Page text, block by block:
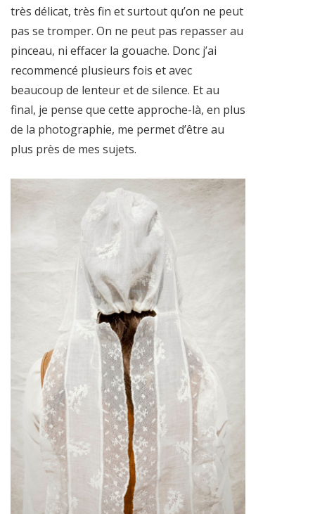
très délicat, très fin et surtout qu’on ne peut
pas se tromper. On ne peut pas repasser au
pinceau, ni effacer la gouache. Donc j’ai
recommencé plusieurs fois et avec
beaucoup de lenteur et de silence. Et au
final, je pense que cette approche-là, en plus
de la photographie, me permet d’être au
plus près de mes sujets.